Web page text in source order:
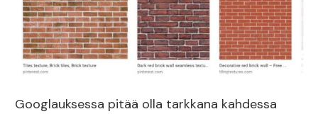
Googlauksessa pitää olla tarkkana kahdessa